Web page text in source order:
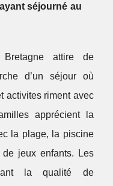
séjourné au
attire de
d’un séjour où
activites riment avec
apprécient la
la plage, la piscine
jeux enfants. Les
la qualité de